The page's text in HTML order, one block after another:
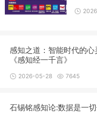
感知之道：智能时代的
《感知经一千言》
2026-05-28 7645
石锡铭感知论:数据是一